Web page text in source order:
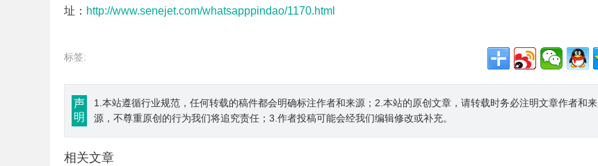
址： http://www.senejet.com/whatsapppindao/1170.html
标签:
声
明
1.本站遵循行业规范，任何转载的稿件都会明确标注作者和来源；2.本站的原创文章，请转载时务必注明文章作者和来
源，不尊重原创的行为我们将追究责任；3.作者投稿可能会经我们编辑修改或补充。
相关文章